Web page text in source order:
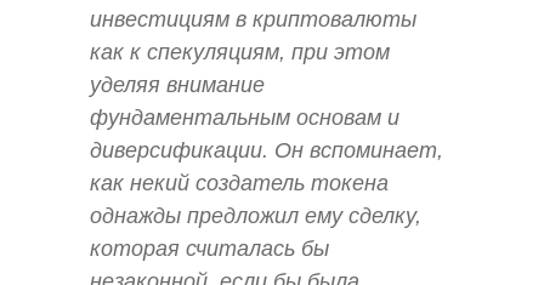
инвестициям в криптовалюты
как к спекуляциям, при этом
уделяя внимание
фундаментальным основам и
диверсификации. Он вспоминает,
как некий создатель токена
однажды предложил ему сделку,
которая считалась бы